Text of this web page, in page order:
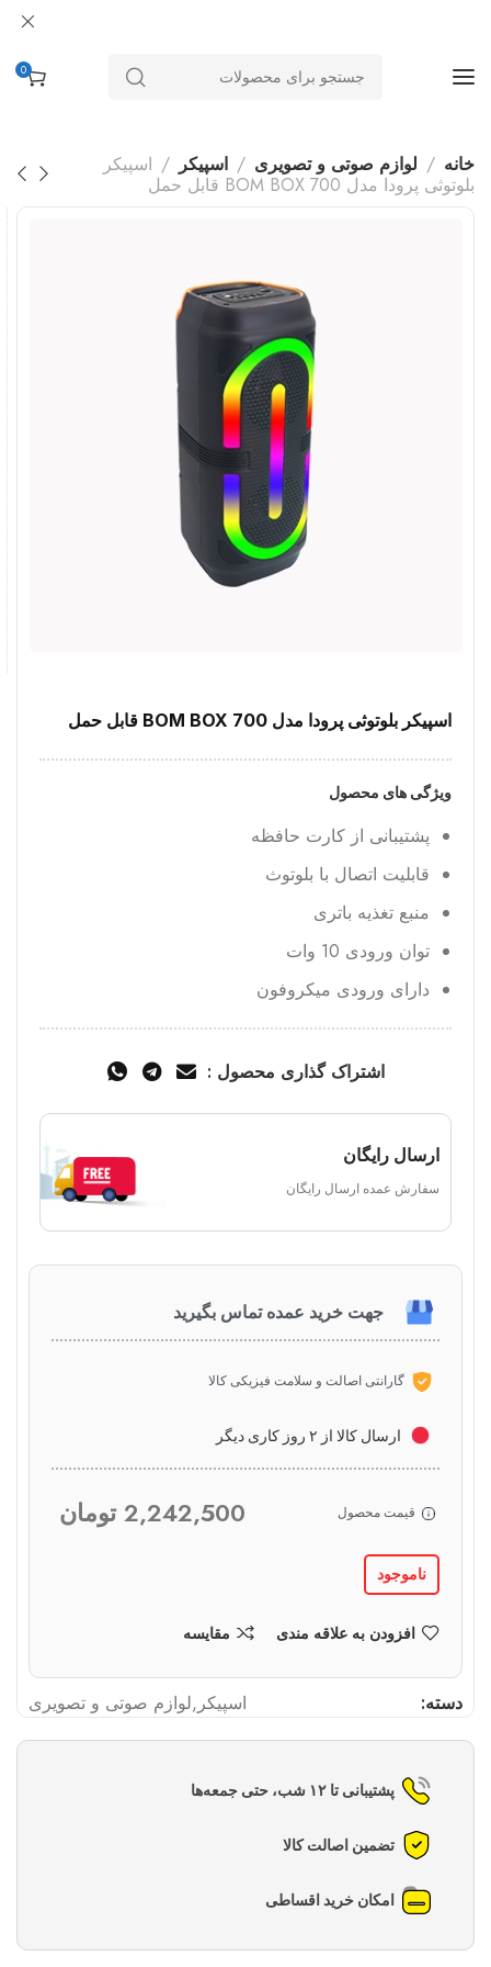
0
خانه لوازم صوتی و تصویری اسپیکر
اسپیکر
بلوتوثی پرودا مدل BOM BOX 700 قابل حمل
اسپیکر بلوتوثی پرودا مدل BOM BOX 700 قابل حمل
ویژگی های محصول
پشتیبانی از کارت حافظه
قابلیت اتصال با بلوتوث
منبع تغذیه باتری
توان ورودی 10 وات
دارای ورودی میکروفون
اشتراک گذاری محصول :
ارسال رایگان
سفارش عمده ارسال رایگان
جهت خرید عمده تماس بگیرید
گارانتی اصالت و سلامت فیزیکی کالا
ارسال کالا از ۲ روز کاری دیگر
قیمت محصول 2,242,500 تومان
ناموجود
افزودن به علاقه مندی مقایسه
دسته: اسپیکر ,لوازم صوتی و تصویری
پشتیبانی تا ۱۲ شب، حتی جمعه‌ها
تضمین اصالت کالا
امکان خرید اقساطی